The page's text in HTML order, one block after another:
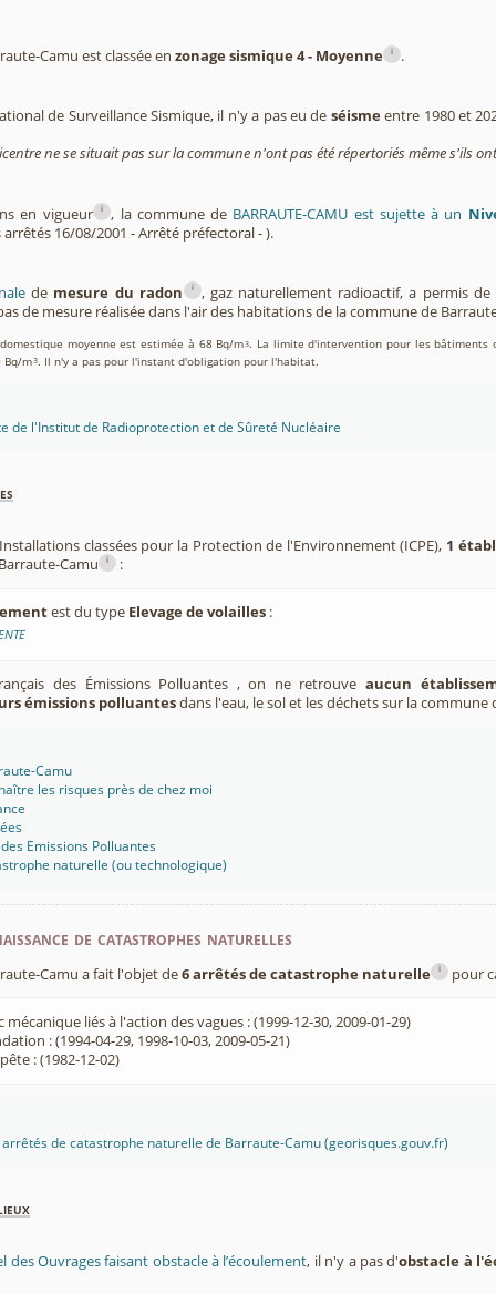
Camu est classée en zonage sismique 4 - Moyenne i .
de Surveillance Sismique, il n'y a pas eu de séismeentre 1980 et
ne se situait pas sur la commune n'ont pas été répertoriés même s'ils
en vigueur i , la commune de BARRAUTE-CAMU est sujette à un
16/08/2001 - Arrêté préfectoral - ).
de mesure du radon i
, gaz naturellement radioactif, a permis
de mesure réalisée dans l'air des habitations de la commune de
moyenne est estimée à 68 Bq/m3. La limite d'intervention pour les bâtiments
Bq/m3. Il n'y a pas pour l'instant d'obligation pour l'habitat.
de l'Institut de Radioprotection et de Sûreté Nucléaire
classées pour la Protection de l'Environnement (ICPE), 1
Camu
i :
est du type Elevage de volailles :
des Émissions Polluantes , on ne retrouveaucun
émissions polluantesdans l'eau, le sol et les déchets sur la commune
Camu
les risques près de chez moi
Emissions Polluantes
naturelle (ou technologique)
de catastrophes naturelles
Camu a fait l'objet de6 arrêtés de catastrophe naturelle i pour
liés à l'action des vagues : (1999-12-30, 2009-01-29)
: (1994-04-29, 1998-10-03, 2009-05-21)
: (1982-12-02)
de catastrophe naturelle de Barraute-Camu (georisques.gouv.fr)
des Ouvrages faisant obstacle à l’écoulement, il n'y a pas d'obstacle à